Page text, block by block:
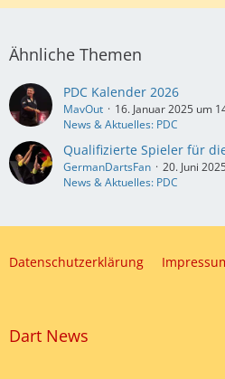
Ähnliche Themen
PDC Kalender 2026
MavOut
16. Januar 2025 um
News & Aktuelles: PDC
Qualifizierte Spieler für
GermanDartsFan
20. Juni
News & Aktuelles: PDC
Datenschutzerklärung
Dart News